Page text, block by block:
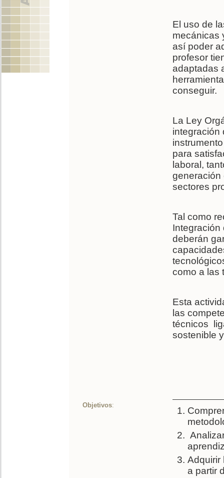
El uso de
mecánicas
así poder
profesor
adaptadas
conseguir.
La Ley
integración
para
laboral,
generación
sectores
Tal como
Integración
deberán
como a las
Esta
las
técnicos
sostenible
Objetivos:
Adquirir
a partir